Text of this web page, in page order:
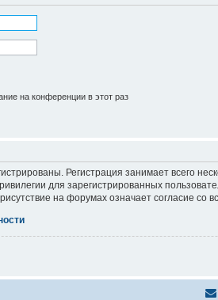
на конференции в этот раз
Регистрация занимает всего
для зарегистрированных
на форумах означает согласие со